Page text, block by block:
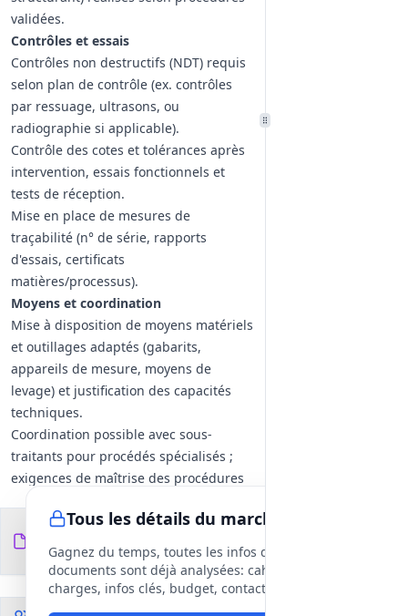
validées.
Contrôles et essais
Contrôles non destructifs (NDT) requis
selon plan de contrôle (ex. contrôles
par ressuage, ultrasons, ou
radiographie si applicable).
Contrôle des cotes et tolérances après
intervention, essais fonctionnels et
tests de réception.
Mise en place de mesures de
traçabilité (n° de série, rapports
d'essais, certificats
matières/processus).
Moyens et coordination
Mise à disposition de moyens matériels
et outillages adaptés (gabarits,
appareils de mesure, moyens de
levage) et justification des capacités
techniques.
Coordination possible avec sous-
traitants pour procédés spécialisés ;
exigences de maîtrise des procédures
Documentation et livrables
Rapports d'intervention détaillés
incluant liste des opérations, résultats
des contrôles, certificats matériaux /
procédés et fiches de non-conformité si
Tous les détails du marché
Gagnez du temps, toutes les infos des
documents sont déjà analysées: cahier des
charges, infos clés, budget, contact, etc
Documents du
DCE
fichiers